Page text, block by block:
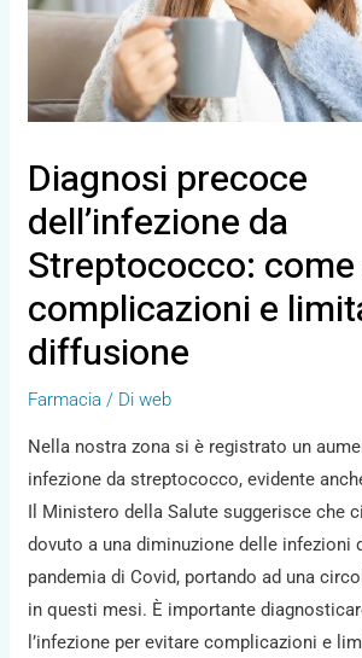
Diagnosi precoce
dell’infezione da
Streptococco:
complicazioni e
diffusione
Farmacia / Diweb
Nella nostra zona si è registrato un
infezione da streptococco, evidente
Il Ministero della Salute suggerisce che
dovuto a una diminuzione delle infezioni
pandemia di Covid, portando ad una
in questi mesi. È importante
l’infezione per evitare complicazioni e